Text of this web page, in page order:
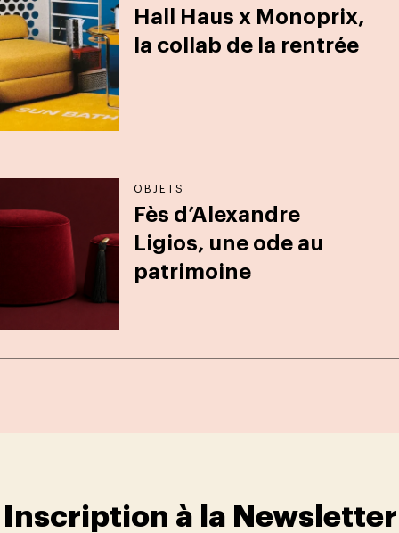
Hall Haus x Monoprix,
la collab de la rentrée
OBJETS
Fès d’Alexandre
Ligios, une ode au
patrimoine
Inscription à la Newsletter